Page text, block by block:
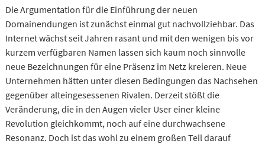
Die Argumentation für die Einführung der neuen
Domainendungen ist zunächst einmal gut nachvollziehbar. Das
Internet wächst seit Jahren rasant und mit den wenigen bis vor
kurzem verfügbaren Namen lassen sich kaum noch sinnvolle
neue Bezeichnungen für eine Präsenz im Netz kreieren. Neue
Unternehmen hätten unter diesen Bedingungen das Nachsehen
gegenüber alteingesessenen Rivalen. Derzeit stößt die
Veränderung, die in den Augen vieler User einer kleine
Revolution gleichkommt, noch auf eine durchwachsene
Resonanz. Doch ist das wohl zu einem großen Teil darauf